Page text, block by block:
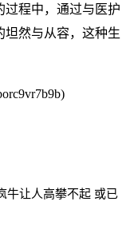
过程中，通过与医护
坦然与从容，这种生
牛让人高攀不起 或已